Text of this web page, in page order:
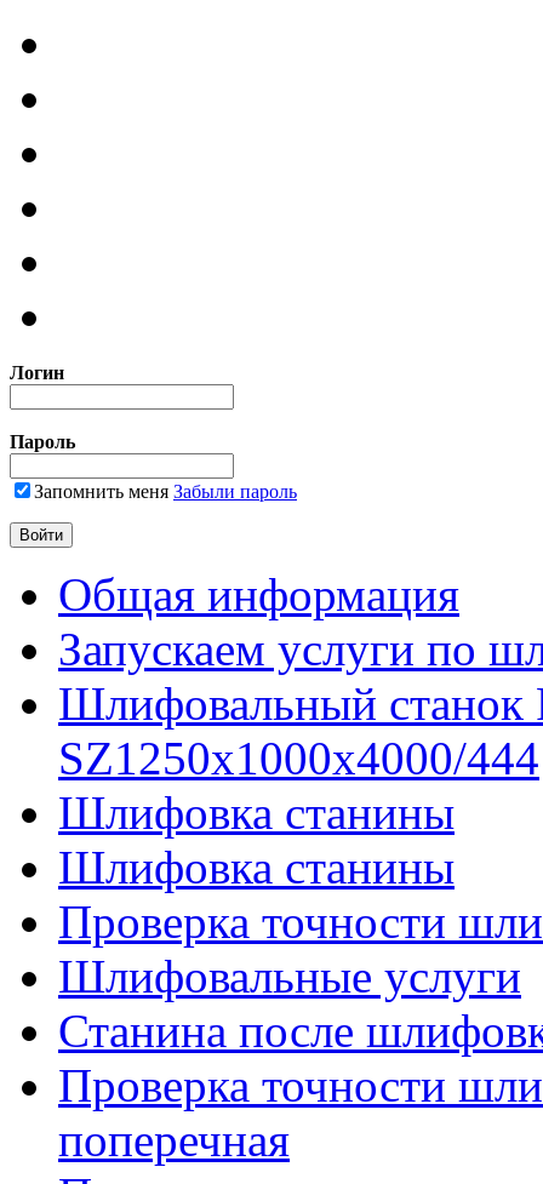
Логин
Пароль
Запомнить меня Забыли пароль
Общая информация
Запускаем услуги по
Шлифовальный
SZ1250x1000x4000/444
Шлифовка станины
Шлифовка станины
Проверка точности
Шлифовальные услуги
Станина после
Проверка точности
поперечная